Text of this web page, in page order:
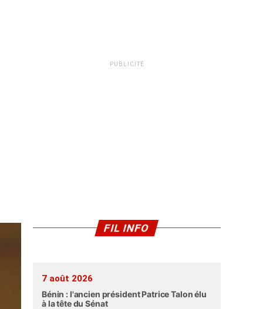
PUBLICITÉ
FIL INFO
7 août 2026
Bénin : l'ancien président Patrice Talon élu
à la tête du Sénat